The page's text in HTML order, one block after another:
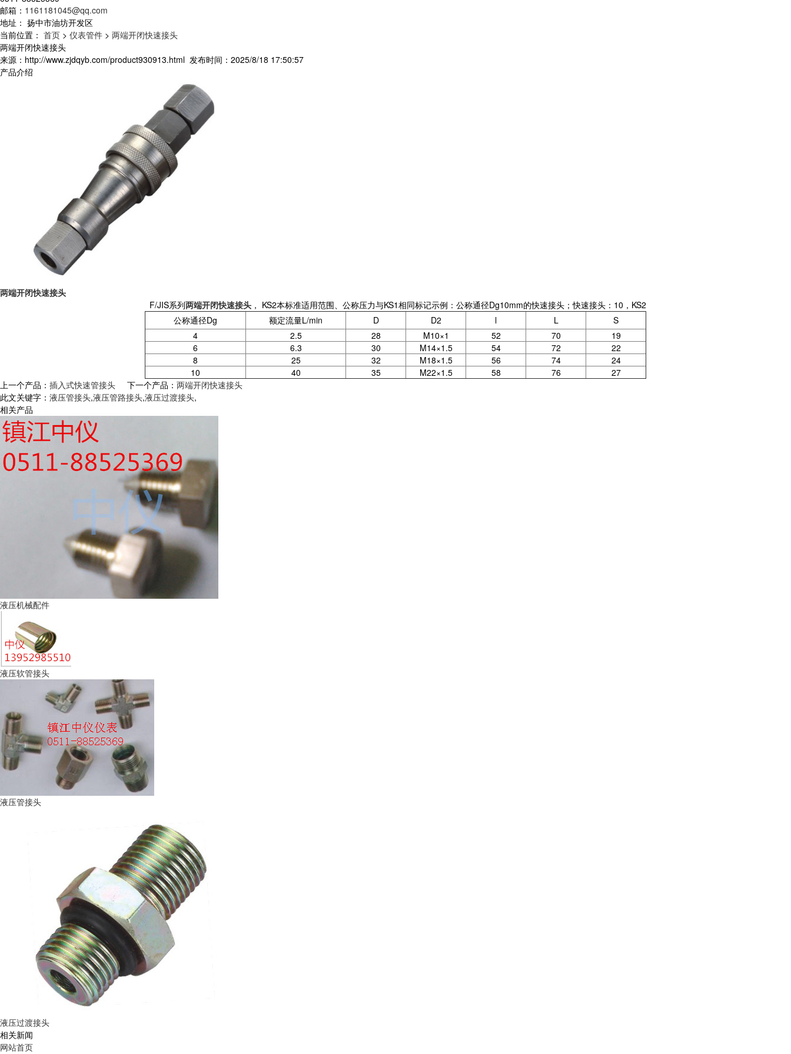
邮箱： 1161181045@qq.com
地址： 扬中市油坊开发区
当前位置： 首页 > 仪表管件 > 两端开闭快速接头
两端开闭快速接头
来源：http://www.zjdqyb.com/product930913.html 发布时间：2025/8/18 17:50:57
产品介绍
两端开闭快速接头
F/JIS系列两端开闭快速接头 ， KS2本标准适用范围、公称压力与KS1相同标记示例：公称通径Dg10mm的快速接头；快速接头：10，KS2
公称通径Dg
额定流量L/min D D2 l L
S
4
2.5 28 M10×1 52 70
19
6
6.3 30 M14×1.5 54 72
22
8
25 32 M18×1.5 56 74
24
10
40 35 M22×1.5 58 76
27
上一个产品： 插入式快速管接头 下一个产品： 两端开闭快速接头
此文关键字： 液压管接头,液压管路接头,液压过渡接头,
相关产品
液压机械配件
液压软管接头
液压管接头
液压过渡接头
相关新闻
网站首页